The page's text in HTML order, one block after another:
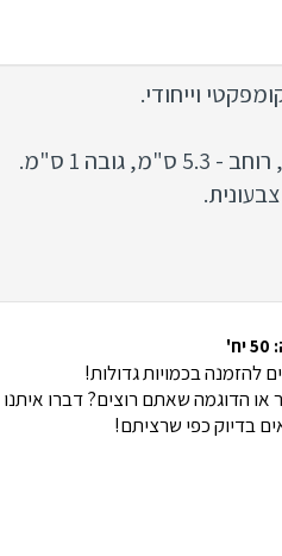
וייחודי.
להזמנה בכמויות גדולות!
הדוגמה שאתם רוצים? דברו איתנו
בדיוק כפי שרציתם!